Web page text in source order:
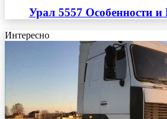
Урал 5557 Особенности
Интересно